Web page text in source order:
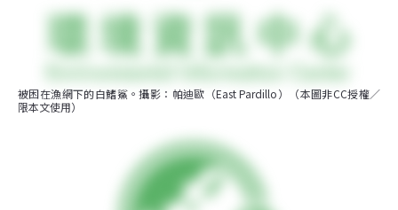
被困在漁網下的白鰭鯊。攝影：帕迪歐（East Pardillo）（本圖非CC授權／
限本文使用）